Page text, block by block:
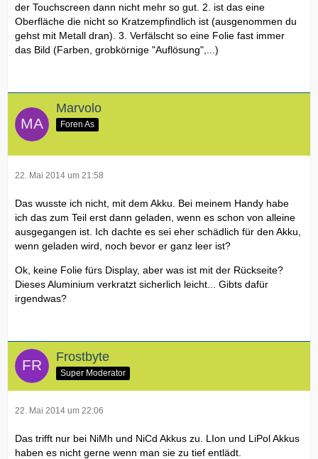
der Touchscreen dann nicht mehr so gut. 2. ist das eine
Oberfläche die nicht so Kratzempfindlich ist (ausgenommen du
gehst mit Metall dran). 3. Verfälscht so eine Folie fast immer
das Bild (Farben, grobkörnige "Auflösung",...)
Marvolo
Foren As
22. Mai 2014 um 21:58
Das wusste ich nicht, mit dem Akku. Bei meinem Handy habe
ich das zum Teil erst dann geladen, wenn es schon von alleine
ausgegangen ist. Ich dachte es sei eher schädlich für den Akku,
wenn geladen wird, noch bevor er ganz leer ist?
Ok, keine Folie fürs Display, aber was ist mit der Rückseite?
Dieses Aluminium verkratzt sicherlich leicht... Gibts dafür
irgendwas?
Frostbyte
Super Moderator
22. Mai 2014 um 22:06
Das trifft nur bei NiMh und NiCd Akkus zu. LIon und LiPol Akkus
haben es nicht gerne wenn man sie zu tief entlädt.